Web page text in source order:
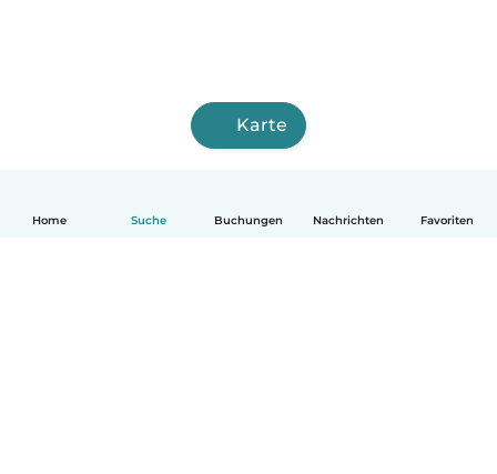
Home Suche Buchungen Nachrichten Favoriten
Karte